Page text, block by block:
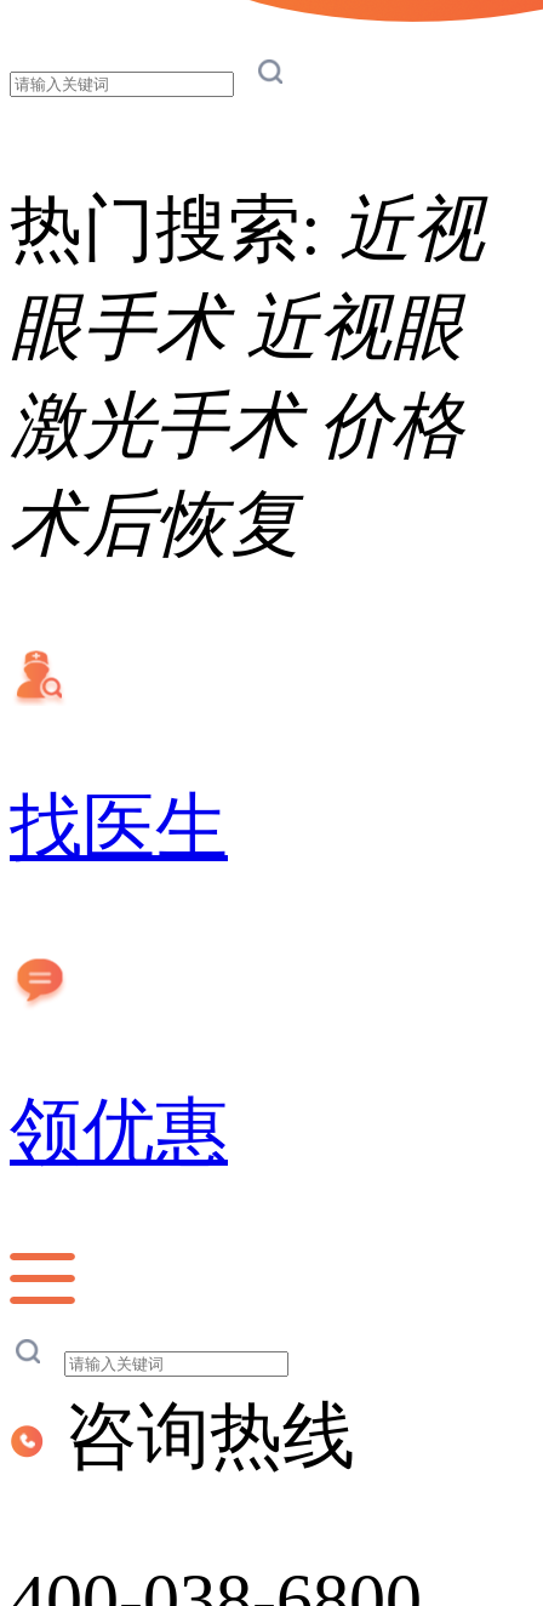
热门搜索: 近视
眼手术 近视眼
激光手术 价格
术后恢复
找医生
领优惠
咨询热线